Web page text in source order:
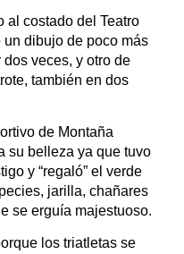
al costado del Teatro
dibujo de poco más
veces, y otro de
también en dos
de Montaña
su belleza ya que tuvo
y “regaló” el verde
jarilla, chañares
se erguía majestuoso.
los triatletas se